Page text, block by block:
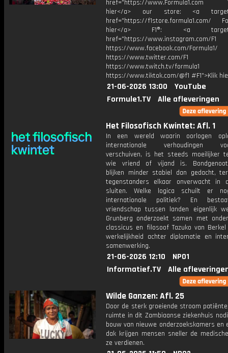
href="https://www.Formula1.com
hier</a> our store: <a
href="https://f1store.formula1.com/
hier</a> F1®: <a
href="https://www.instagram.com/F1
https://www.facebook.com/Formula1/
https://www.twitter.com/F1
https://www.twitch.tv/formula1
https://www.tiktok.com/@f1 #F1">Klik
21-06-2026 13:00
YouTube
Formule1.TV
Alle afleveringen
Het Filosofisch Kwintet: Afl. 1
In een wereld waarin oorlogen
internationale verhoudingen
verschuiven, is het steeds moeilijker
wie vriend of vijand is.
blijken minder stabiel dan gedacht,
tegenstanders elkaar onverwacht in
sluiten. Welke logica schuilt er
internationale politiek? En
vriendschap tussen landen eigenlijk
Grunberg onderzoekt samen met
classicus en filosoof Tazuko van
werkelijkheid achter diplomatie en
samenwerking.
21-06-2026 12:10
NPO1
Informatief.TV
Alle
Wilde Ganzen: Afl. 25
Door de sterk groeiende stroom
ruimte in dit Zambiaanse ziekenhuis
bouw van nieuwe onderzoekskamers en
dak krijgen mensen sneller de
ze verdienen.